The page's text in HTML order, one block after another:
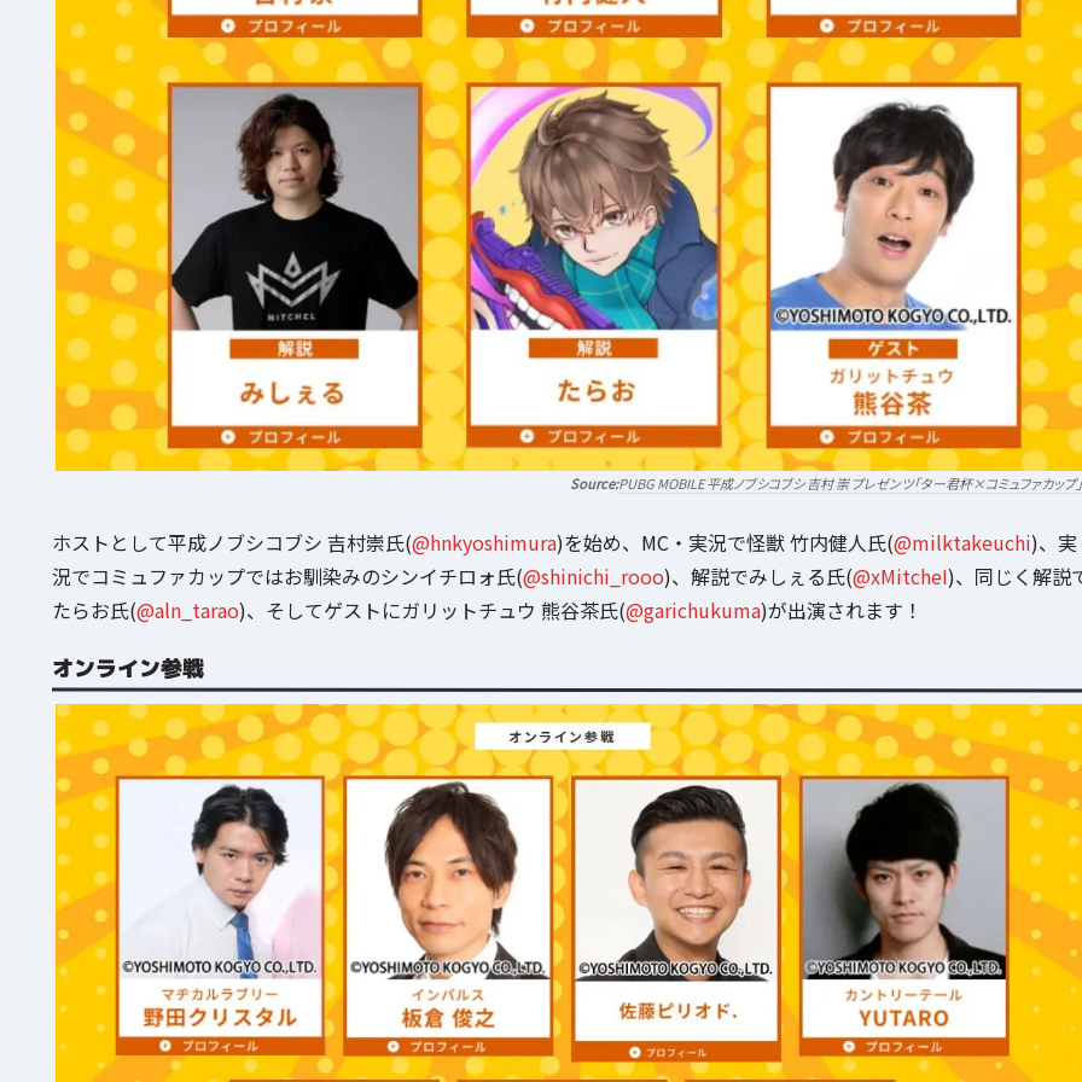
PUBG MOBILE 平成ノブシコブシ 吉村 崇 プレゼンツ「ター君杯×コミュファカップ」
ホストとして平成ノブシコブシ 吉村崇氏(@hnkyoshimura)を始め、MC・実況で怪獣 竹内健人氏(@milktakeuchi)、実
況でコミュファカップではお馴染みのシンイチロォ氏(@shinichi_rooo)、解説でみしぇる氏(@xMitcheI)、同じく解説
たらお氏(@aln_tarao)、そしてゲストにガリットチュウ 熊谷茶氏(@garichukuma)が出演されます！
オンライン参戦